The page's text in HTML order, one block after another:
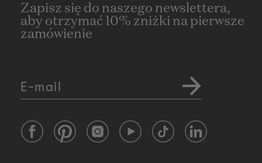
Zapisz się do naszego newslettera,
aby otrzymać 10% zniżki na pierwsze
zamówienie
E-mail
FacebookPinterestInstagramYouTubeTikTokLinkedIn